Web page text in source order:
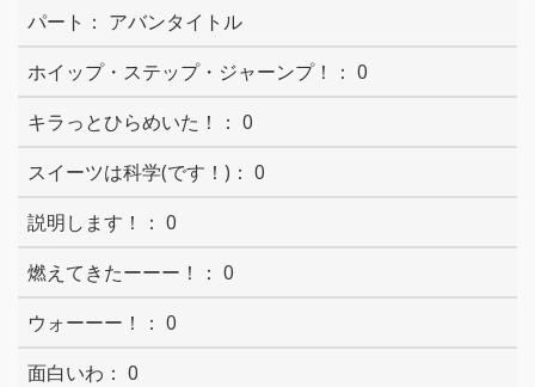
アバンタイトル
0
0
0
0
0
0
0